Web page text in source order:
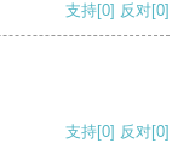
支持[0] 反对[0]
支持[0] 反对[0]